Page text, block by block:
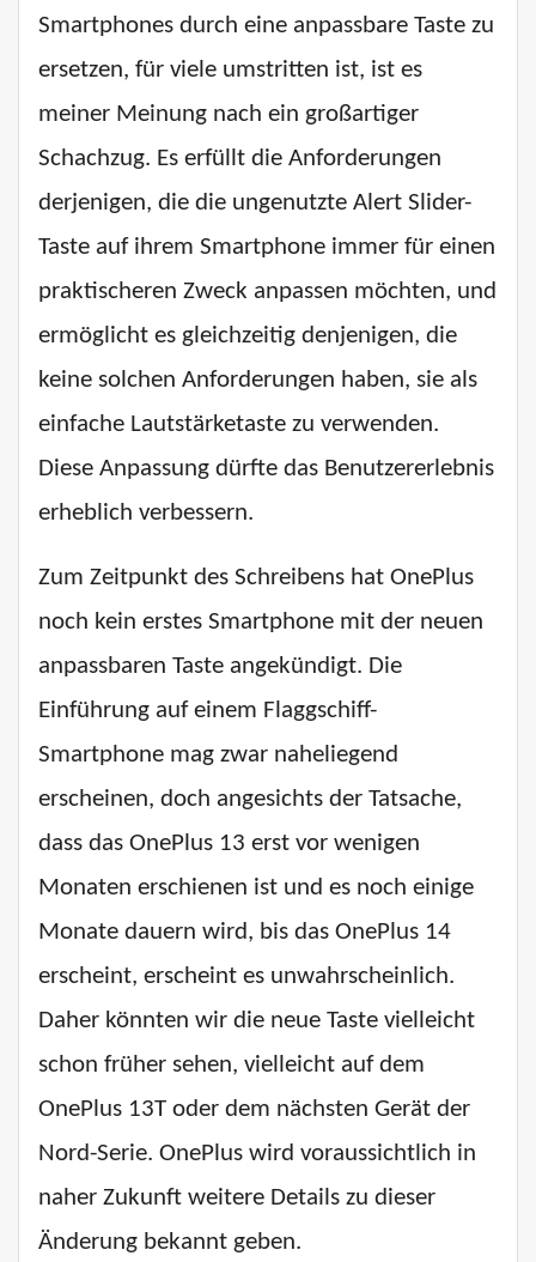
Smartphones durch eine anpassbare Taste zu
ersetzen, für viele umstritten ist, ist es
meiner Meinung nach ein großartiger
Schachzug. Es erfüllt die Anforderungen
derjenigen, die die ungenutzte Alert Slider-
Taste auf ihrem Smartphone immer für einen
praktischeren Zweck anpassen möchten, und
ermöglicht es gleichzeitig denjenigen, die
keine solchen Anforderungen haben, sie als
einfache Lautstärketaste zu verwenden.
Diese Anpassung dürfte das Benutzererlebnis
erheblich verbessern.
Zum Zeitpunkt des Schreibens hat OnePlus
noch kein erstes Smartphone mit der neuen
anpassbaren Taste angekündigt. Die
Einführung auf einem Flaggschiff-
Smartphone mag zwar naheliegend
erscheinen, doch angesichts der Tatsache,
dass das OnePlus 13 erst vor wenigen
Monaten erschienen ist und es noch einige
Monate dauern wird, bis das OnePlus 14
erscheint, erscheint es unwahrscheinlich.
Daher könnten wir die neue Taste vielleicht
schon früher sehen, vielleicht auf dem
OnePlus 13T oder dem nächsten Gerät der
Nord-Serie. OnePlus wird voraussichtlich in
naher Zukunft weitere Details zu dieser
Änderung bekannt geben.